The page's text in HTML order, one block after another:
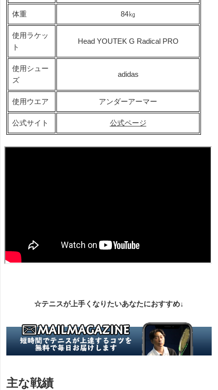
体重 84㎏
使用ラケッ
ト
Head YOUTEK G Radical PRO
使用シュー
ズ
adidas
使用ウエア アンダーアーマー
公式サイト 公式ページ
☆テニスが上手くなりたいあなたにおすすめ↓
主な戦績